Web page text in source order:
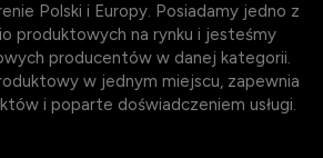
Polski i Europy. Posiadamy jedno z
produktowych na rynku i jesteśmy
producentów w danej kategorii.
w jednym miejscu, zapewnia
i poparte doświadczeniem usługi.